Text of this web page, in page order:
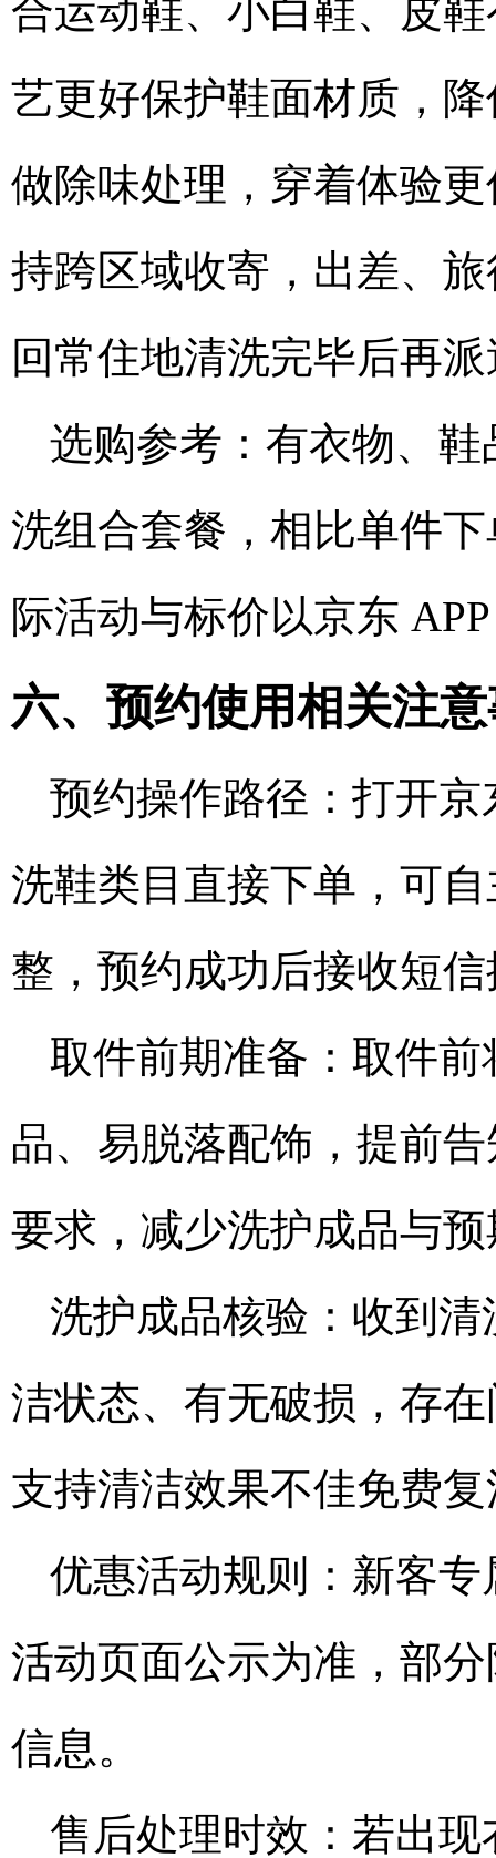
合运动鞋、小白鞋、皮
艺更好保护鞋面材质，
做除味处理，穿着体验
持跨区域收寄，出差、
回常住地清洗完毕后再
选购参考：有衣物、
洗组合套餐，相比单件
际活动与标价以京东
六、预约使用相关注
预约操作路径：打开
洗鞋类目直接下单，可
整，预约成功后接收短
取件前期准备：取件
品、易脱落配饰，提前
要求，减少洗护成品与
洗护成品核验：收到
洁状态、有无破损，存
支持清洁效果不佳免费
优惠活动规则：新客
活动页面公示为准，部
信息。
售后处理时效：若出